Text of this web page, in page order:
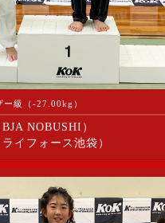
級（-27.00kg）
NOBUSHI）
イフォース池袋）